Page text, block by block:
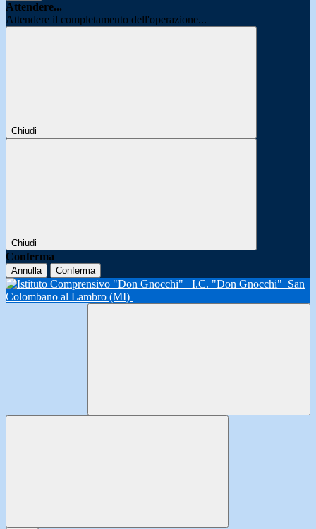
Attendere...
Attendere il completamento dell'operazione...
Chiudi
Chiudi
Conferma
Annulla Conferma
I.C. "Don Gnocchi" San
Colombano al Lambro (MI)